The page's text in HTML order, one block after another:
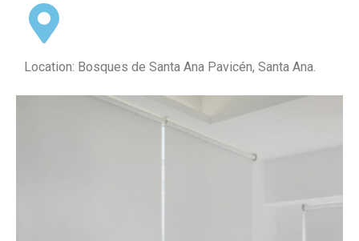
Location: Bosques de Santa Ana Pavicén, Santa Ana.